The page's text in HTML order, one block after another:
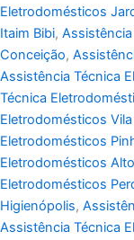
Eletrodomésticos
Itaim Bibi,
Conceição,
Assistência Técnica
Técnica
Eletrodomésticos
Eletrodomésticos
Eletrodomésticos
Eletrodomésticos
Higienópolis,
Assistência Técnica